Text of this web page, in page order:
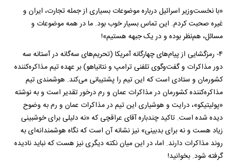
«با نخست‌وزیر اسرائیل درباره موضوعات بسیاری از جمله تجارت، ایران و
غیره صحبت کردم. این تماس بسیار خوب بود. ما در همه موضوعات و
مسائل، هم‌نظر بوده و در یک جبهه هستیم‌»!
۴- رمز‌گشایی از پیام‌های چهارگانه آمریکا (تحریم‌های سه‌گانه در آستانه سه
دور مذاکرات و گفت‌و‌گوی تلفنی ترامپ و نتانیاهو‌) بر عهده تیم مذاکره‌کننده
کشورمان و ستادی است که این تیم را پشتیبانی می‌کند. هوشمندی تیم
مذاکره‌کننده کشورمان در مذاکرات عمان و رم درخور تقدیر است و به نوشته
«پولیتیکو‌»، درایت و هوشیاری این تیم در مذاکرات عمان و رم به وضوح
دیده شده است. تاکید چند‌باره آقای عراقچی که «‌نه دلیلی برای خوشبینی
زیاد هست و نه برای بد‌بینی‌» نیز نشانه آن است که نگاه هوشمندانه‌ای به
روند مذاکرات دارند. اما، در این میان نکته دیگری نیز هست که نباید نادیده
گرفته شود. بخوانید!